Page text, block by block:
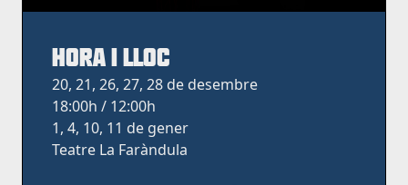
HORA I LLOC
20, 21, 26, 27, 28 de desembre
18:00h / 12:00h
1, 4, 10, 11 de gener
Teatre La Faràndula